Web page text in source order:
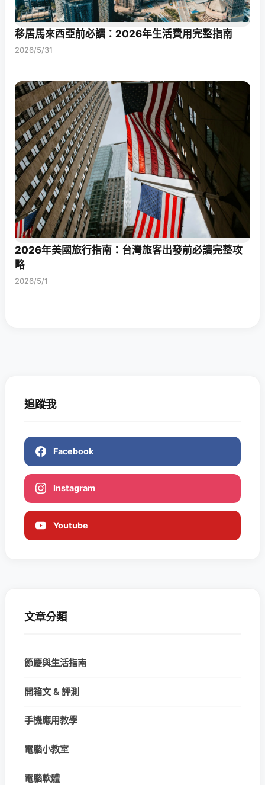
移居馬來西亞前必讀：2026年生活費用完整指南
2026/5/31
2026年美國旅行指南：台灣旅客出發前必讀完整攻
略
2026/5/1
追蹤我
Facebook
Instagram
Youtube
文章分類
節慶與生活指南
開箱文 & 評測
手機應用教學
電腦小教室
電腦軟體